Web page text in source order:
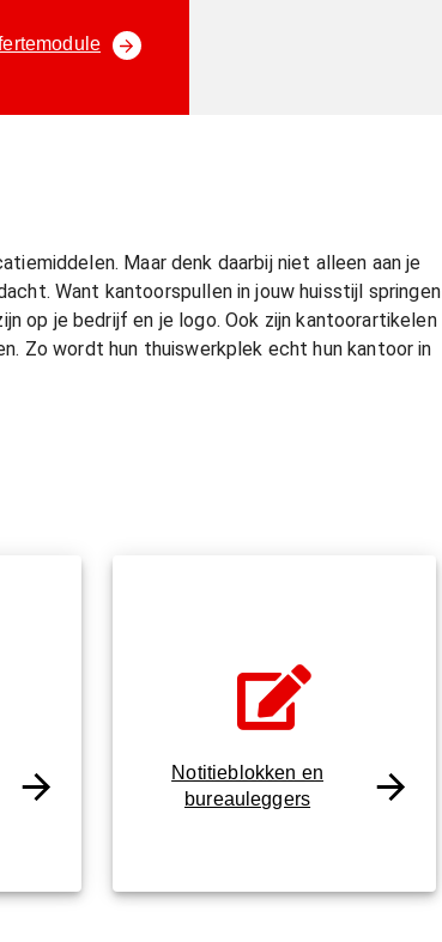
Maar denk daarbij niet alleen aan je
Want kantoorspullen in jouw huisstijl springen
op je bedrijf en je logo. Ook zijn kantoorartikelen
Zo wordt hun thuiswerkplek echt hun kantoor in
Notitieblokken en
bureauleggers